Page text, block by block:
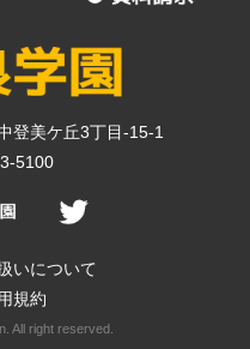
登美ケ丘3丁目-15-1
5100
いについて
規約
All right reserved.